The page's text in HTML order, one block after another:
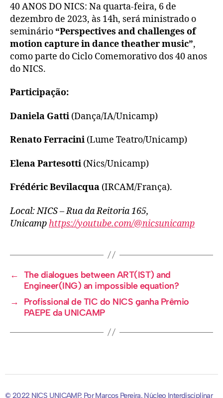
40 ANOS DO NICS: Na quarta-feira, 6 de
dezembro de 2023, às 14h, será ministrado o
seminário “Perspectives and challenges of
motion capture in dance theather music”,
como parte do Ciclo Comemorativo dos 40 anos
do NICS.
Participação:
Daniela Gatti (Dança/IA/Unicamp)
Renato Ferracini (Lume Teatro/Unicamp)
Elena Partesotti (Nics/Unicamp)
Frédéric Bevilacqua (IRCAM/França).
Local: NICS – Rua da Reitoria 165,
Unicamp https://youtube.com/@nicsunicamp
← The dialogues between ART(IST) and
Engineer(ING) an impossible equation?
→
Profissional de TIC do NICS ganha Prêmio
PAEPE da UNICAMP
© 2022 NICS UNICAMP. Por Marcos Pereira. Núcleo Interdisciplinar